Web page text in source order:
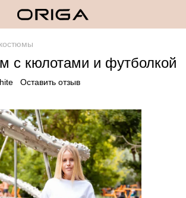
с кюлотами и футболкой
Оставить отзыв